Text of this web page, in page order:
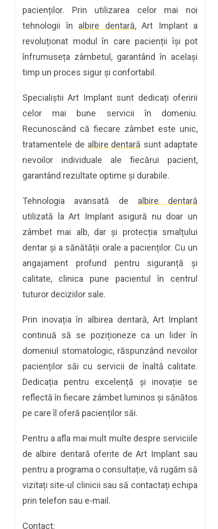
pacienților. Prin utilizarea celor mai noi
tehnologii în albire dentară, Art Implant a
revoluționat modul în care pacienții își pot
înfrumuseța zâmbetul, garantând în același
timp un proces sigur și confortabil.
Specialiștii Art Implant sunt dedicați oferirii
celor mai bune servicii în domeniu.
Recunoscând că fiecare zâmbet este unic,
tratamentele de albire dentară sunt adaptate
nevoilor individuale ale fiecărui pacient,
garantând rezultate optime și durabile.
Tehnologia avansată de albire dentară
utilizată la Art Implant asigură nu doar un
zâmbet mai alb, dar și protecția smalțului
dentar și a sănătății orale a pacienților. Cu un
angajament profund pentru siguranță și
calitate, clinica pune pacientul în centrul
tuturor deciziilor sale.
Prin inovația în albirea dentară, Art Implant
continuă să se poziționeze ca un lider în
domeniul stomatologic, răspunzând nevoilor
pacienților săi cu servicii de înaltă calitate.
Dedicația pentru excelență și inovație se
reflectă în fiecare zâmbet luminos și sănătos
pe care îl oferă pacienților săi.
Pentru a afla mai mult multe despre serviciile
de albire dentară oferite de Art Implant sau
pentru a programa o consultație, vă rugăm să
vizitați site-ul clinicii sau să contactați echipa
prin telefon sau e-mail.
Contact: